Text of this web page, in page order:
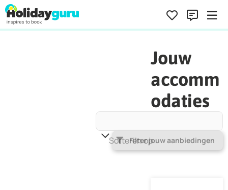
Jouw
accomm
odaties
Filter jouw aanbiedingen
Sorteren op Populariteit